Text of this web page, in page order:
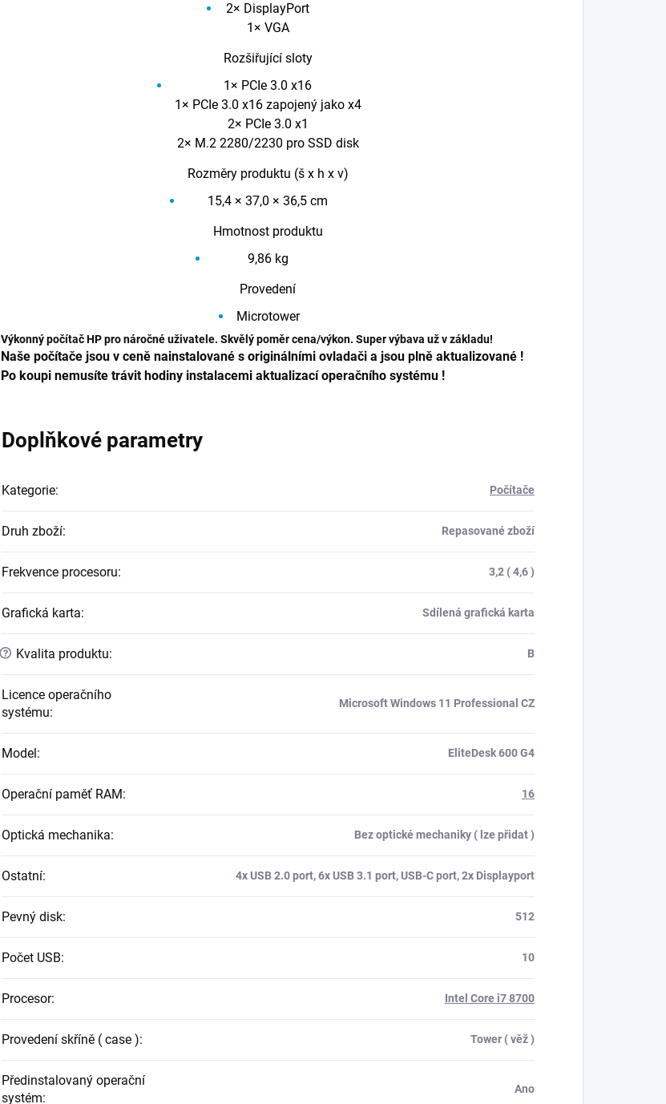
2× DisplayPort
1× VGA
Rozšiřující sloty
1× PCIe 3.0 x16
1× PCIe 3.0 x16 zapojený jako x4
2× PCIe 3.0 x1
2× M.2 2280/2230 pro SSD disk
Rozměry produktu (š x h x v)
15,4 × 37,0 × 36,5 cm
Hmotnost produktu
9,86 kg
Provedení
Microtower
Výkonný počítač HP pro náročné uživatele. Skvělý poměr cena/výkon. Super výbava už v základu!
Naše počítače jsou v ceně nainstalované s originálními ovladači a jsou plně aktualizované !
Po koupi nemusíte trávit hodiny instalacemi aktualizací operačního systému !
Doplňkové parametry
Kategorie: Počítače
Druh zboží: Repasované zboží
Frekvence procesoru: 3,2 ( 4,6 )
Grafická karta: Sdílená grafická karta
? Kvalita produktu: B
Licence operačního
systému:
Microsoft Windows 11 Professional CZ
Model: EliteDesk 600 G4
Operační paměť RAM: 16
Optická mechanika: Bez optické mechaniky ( lze přidat )
Ostatní: 4x USB 2.0 port, 6x USB 3.1 port, USB-C port, 2x Displayport
Pevný disk: 512
Počet USB: 10
Procesor: Intel Core i7 8700
Provedení skříně ( case ): Tower ( věž )
Předinstalovaný operační
systém:
Ano